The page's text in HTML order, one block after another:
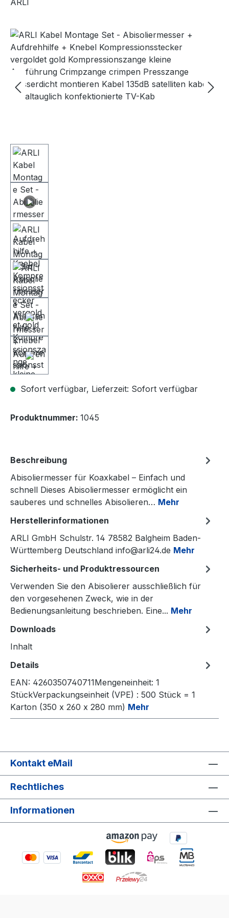
ARLI
Bildergalerie überspringen
Sofort verfügbar, Lieferzeit: Sofort verfügbar
Produktnummer: 1045
Beschreibung
Abisoliermesser für Koaxkabel – Einfach und
schnell Dieses Abisoliermesser ermöglicht ein
sauberes und schnelles Abisolieren… Mehr
Herstellerinformationen
ARLI GmbH Schulstr. 14 78582 Balgheim Baden-
Württemberg Deutschland info@arli24.de Mehr
Sicherheits- und Produktressourcen
Verwenden Sie den Abisolierer ausschließlich für
den vorgesehenen Zweck, wie in der
Bedienungsanleitung beschrieben. Eine... Mehr
Downloads
Inhalt
Details
EAN: 4260350740711Mengeneinheit: 1
StückVerpackungseinheit (VPE) : 500 Stück = 1
Karton (350 x 260 x 280 mm) Mehr
Kontakt eMail
Rechtliches
Informationen